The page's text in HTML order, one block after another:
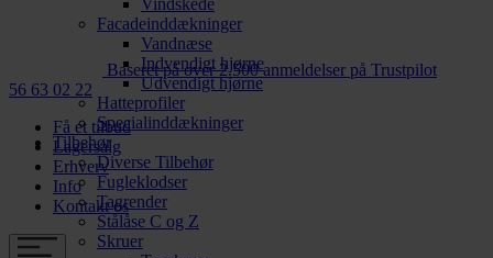
Vindskede
Facadeinddækninger
Vandnæse
Indvendigt hjørne
Udvendigt hjørne
Hatteprofiler
Specialinddækninger
Tilbehør
Diverse Tilbehør
Fugleklodser
Tagrender
Stålåse C og Z
Skruer
Baseret på over 2.500 anmeldelser på Trustpilot
56 63 02 22
Få et tilbud
Lagersalg
Erhverv
Info
Kontakt os